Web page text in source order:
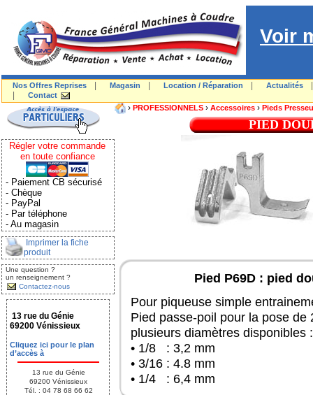
Voir
Nos Offres Reprises Magasin Location / Réparation Actualités
Contact
Régler votre commande
en toute confiance
- Paiement CB sécurisé
- Chèque
- PayPal
- Par téléphone
- Au magasin
Imprimer la fiche
produit
Une question ?
un renseignement ?
Contactez-nous
13 rue du Génie
69200 Vénissieux
Cliquez ici pour le plan
d’accès à
13 rue du Génie
69200 Vénissieux
Tél. : 04 78 68 66 62
› PROFESSIONNELS › Accessoires › Pieds
PIED
Pied P69D : pied
Pour piqueuse simple
Pied passe-poil pour la pose de
plusieurs diamètres disponibles :
• 1/8 : 3,2 mm
• 3/16 : 4.8 mm
• 1/4 : 6,4 mm